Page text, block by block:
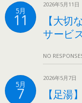
5月
11
2026年5月11日
【大切
サービ
NO
5月
7
2026年5月7日
【足湯